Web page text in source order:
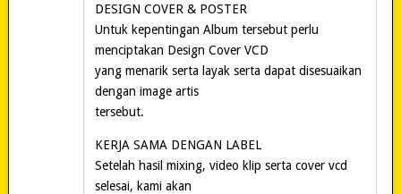
DESIGN COVER & POSTER
Untuk kepentingan Album tersebut perlu
menciptakan Design Cover VCD
yang menarik serta layak serta dapat disesuaikan
dengan image artis
tersebut.
KERJA SAMA DENGAN LABEL
Setelah hasil mixing, video klip serta cover vcd
selesai, kami akan